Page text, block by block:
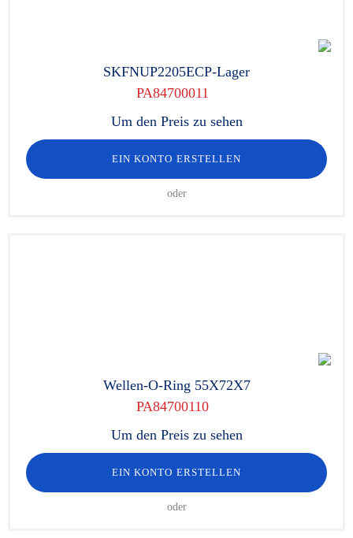
SKFNUP2205ECP-Lager
PA84700011
Um den Preis zu sehen
EIN KONTO ERSTELLEN
oder
Wellen-O-Ring 55X72X7
PA84700110
Um den Preis zu sehen
EIN KONTO ERSTELLEN
oder